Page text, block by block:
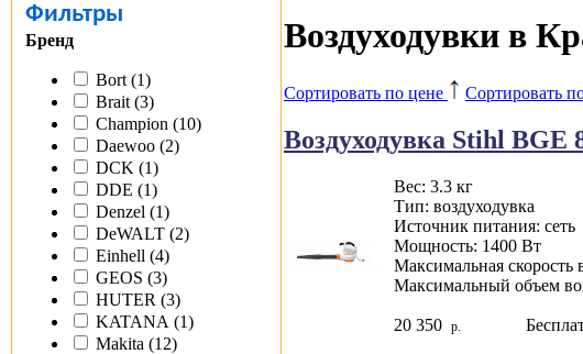
Фильтры
Бренд
Bort (1)
Brait (3)
Champion (10)
Daewoo (2)
DCK (1)
DDE (1)
Denzel (1)
DeWALT (2)
Einhell (4)
GEOS (3)
HUTER (3)
KATANA (1)
Makita (12)
Воздуходувки в
Сортировать по цене Сортировать
Воздуходувка Stihl BGE
Вес: 3.3 кг
Тип: воздуходувка
Источник питания: сеть
Мощность: 1400 Вт
Максимальная скорость
Максимальный объем
20 350 р.